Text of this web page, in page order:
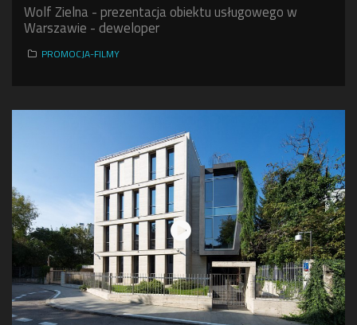
Wolf Zielna - prezentacja obiektu usługowego w
Warszawie - deweloper
PROMOCJA-FILMY